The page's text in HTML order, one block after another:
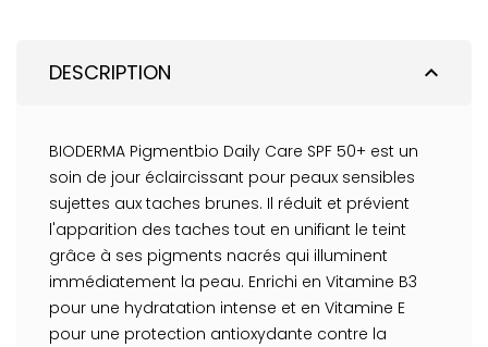
expand_less
DESCRIPTION
BIODERMA Pigmentbio Daily Care SPF 50+ est un
soin de jour éclaircissant pour peaux sensibles
sujettes aux taches brunes. Il réduit et prévient
l'apparition des taches tout en unifiant le teint
grâce à ses pigments nacrés qui illuminent
immédiatement la peau. Enrichi en Vitamine B3
pour une hydratation intense et en Vitamine E
pour une protection antioxydante contre la